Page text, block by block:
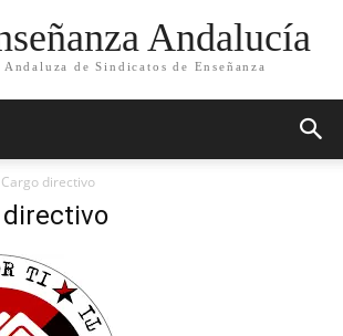
Andalucía
Andaluza de Sindicatos de Enseñanza
Cargo directivo